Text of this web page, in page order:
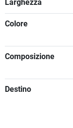
Larghezza
Colore
Composizione
Destino